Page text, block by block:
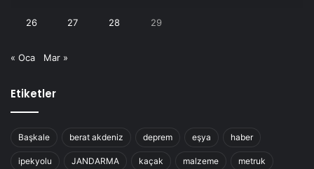
26 27 28 29
« Oca Mar »
Etiketler
Başkale berat akdeniz deprem eşya haber
ipekyolu JANDARMA kaçak malzeme metruk